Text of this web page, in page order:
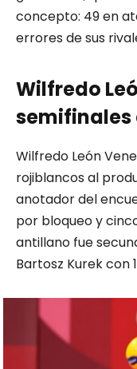
concepto: 49 en
errores de sus
Wilfredo
semifinales
Wilfredo León
rojiblancos al
anotador del
por bloqueo y
antillano fue
Bartosz Kurek con